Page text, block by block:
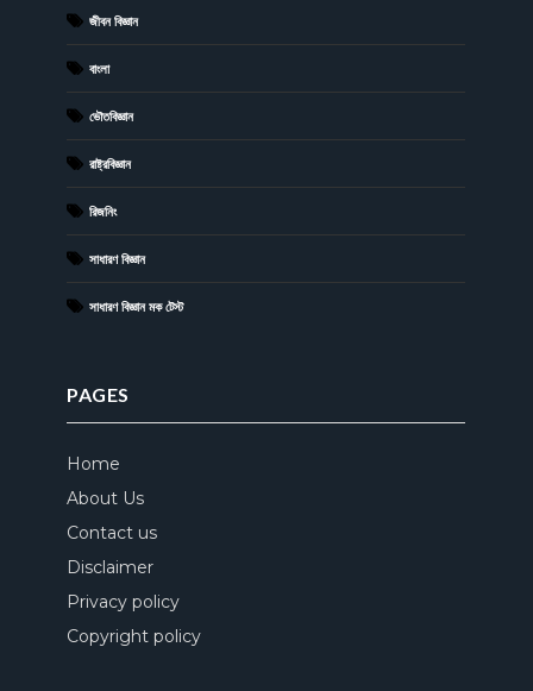
জীবন বিজ্ঞান
বাংলা
ভৌতবিজ্ঞান
রাষ্ট্রবিজ্ঞান
রিজনিং
সাধারণ বিজ্ঞান
সাধারণ বিজ্ঞান মক টেস্ট
PAGES
Home
About Us
Contact us
Disclaimer
Privacy policy
Copyright policy